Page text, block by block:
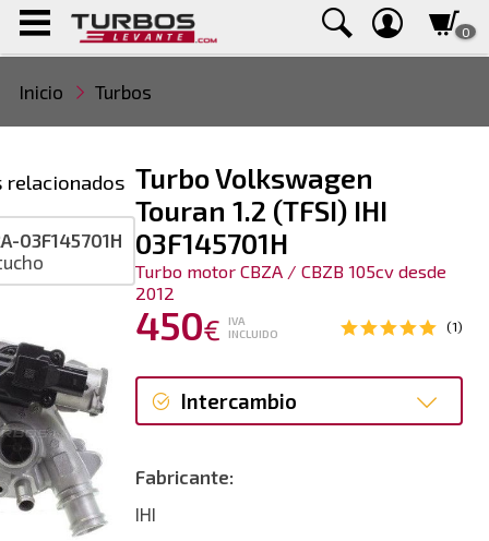
0
Inicio Turbos
Turbo Volkswagen
Touran 1.2 (TFSI) IHI
03F145701H
Turbo motor CBZA / CBZB 105cv desde
2012
450€
IVA
INCLUIDO
(1)
Intercambio
Fabricante:
IHI
relacionados
03F145701H